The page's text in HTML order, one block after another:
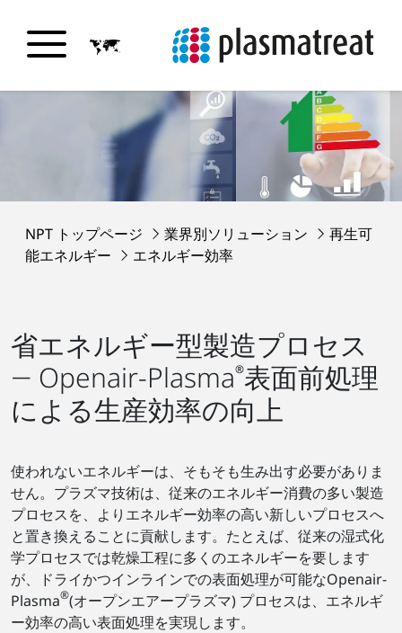
NPT トップページ 業界別ソリューション
再生可
能エネルギー
エネルギー効率
省エネルギー型製造プロセス
― Openair-Plasma®表面前処理
による生産効率の向上
使われないエネルギーは、そもそも生み出す必要がありま
せん。プラズマ技術は、従来のエネルギー消費の多い製造
プロセスを、よりエネルギー効率の高い新しいプロセスへ
と置き換えることに貢献します。たとえば、従来の湿式化
学プロセスでは乾燥工程に多くのエネルギーを要します
が、ドライかつインラインでの表面処理が可能なOpenair-
Plasma®(オープンエアープラズマ) プロセスは、エネルギ
ー効率の高い表面処理を実現します。